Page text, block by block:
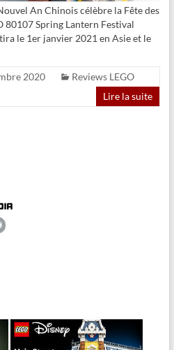
An Chinois célèbre la Fête des
80107 Spring Lantern Festival
le 1er janvier 2021 en Asie et le
2020
Reviews LEGO
Lire la suite